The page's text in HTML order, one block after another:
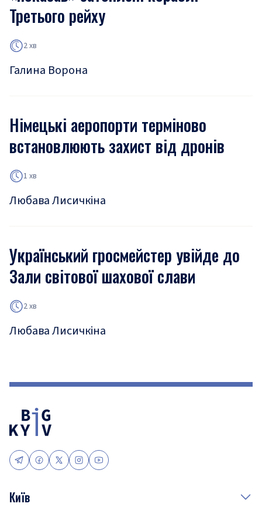
Третього рейху
2 хв
Галина Ворона
Німецькі аеропорти терміново
встановлюють захист від дронів
1 хв
Любава Лисичкіна
Український гросмейстер увійде до
Зали світової шахової слави
2 хв
Любава Лисичкіна
Київ